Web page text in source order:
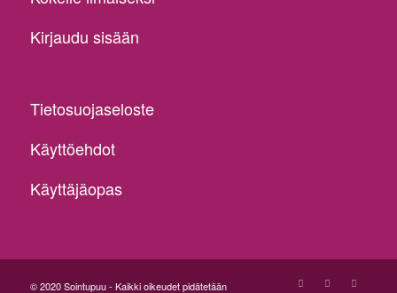
Kirjaudu sisään
Tietosuojaseloste
Käyttöehdot
Käyttäjäopas
© 2020 Sointupuu - Kaikki oikeudet pidätetään